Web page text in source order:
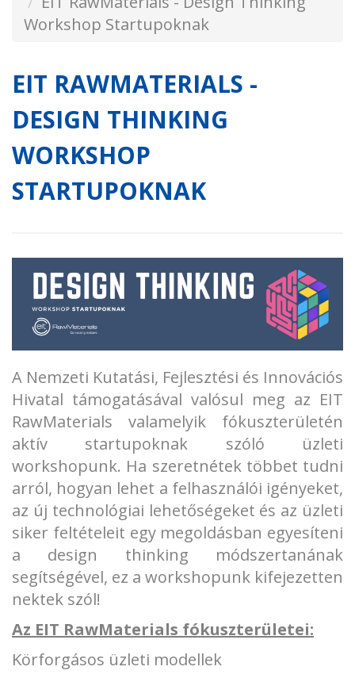
Workshop Startupoknak
EIT RAWMATERIALS -
DESIGN THINKING
WORKSHOP
STARTUPOKNAK
A Nemzeti Kutatási, Fejlesztési és Innovációs
Hivatal támogatásával valósul meg az EIT
RawMaterials valamelyik fókuszterületén
aktív startupoknak szóló üzleti
workshopunk. Ha szeretnétek többet tudni
arról, hogyan lehet a felhasználói igényeket,
az új technológiai lehetőségeket és az üzleti
siker feltételeit egy megoldásban egyesíteni
a design thinking módszertanának
segítségével, ez a workshopunk kifejezetten
nektek szól!
Az EIT RawMaterials fókuszterületei:
Körforgásos üzleti modellek